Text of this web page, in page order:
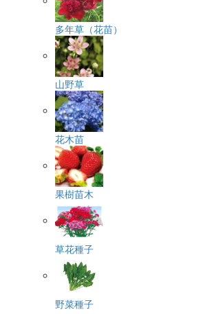
多年草（花苗）
山野草
花木苗
果樹苗木
草花種子
野菜種子